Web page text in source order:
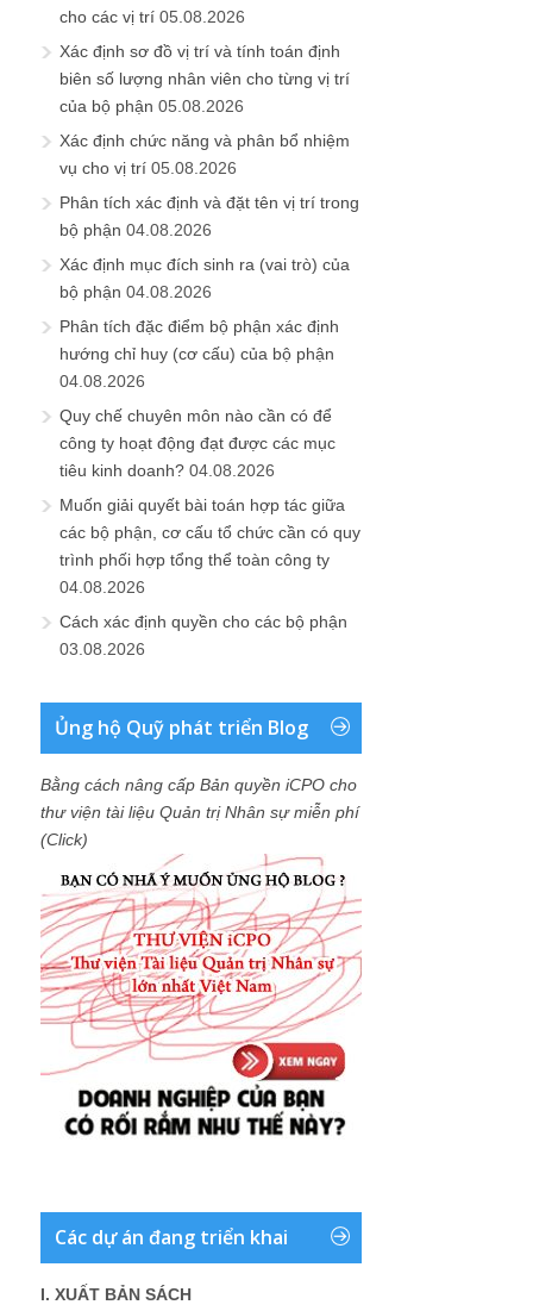
cho các vị trí 05.08.2026
Xác định sơ đồ vị trí và tính toán định
biên số lượng nhân viên cho từng vị trí
của bộ phận 05.08.2026
Xác định chức năng và phân bổ nhiệm
vụ cho vị trí 05.08.2026
Phân tích xác định và đặt tên vị trí trong
bộ phận 04.08.2026
Xác định mục đích sinh ra (vai trò) của
bộ phận 04.08.2026
Phân tích đặc điểm bộ phận xác định
hướng chỉ huy (cơ cấu) của bộ phận
04.08.2026
Quy chế chuyên môn nào cần có để
công ty hoạt động đạt được các mục
tiêu kinh doanh? 04.08.2026
Muốn giải quyết bài toán hợp tác giữa
các bộ phận, cơ cấu tổ chức cần có quy
trình phối hợp tổng thể toàn công ty
04.08.2026
Cách xác định quyền cho các bộ phận
03.08.2026
Ủng hộ Quỹ phát triển Blog
Bằng cách nâng cấp Bản quyền iCPO cho
thư viện tài liệu Quản trị Nhân sự miễn phí
(Click)
Các dự án đang triển khai
I. XUẤT BẢN SÁCH